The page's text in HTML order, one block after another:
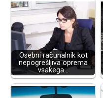
Osebni računalnik kot
nepogrešljiva oprema
vsakega…